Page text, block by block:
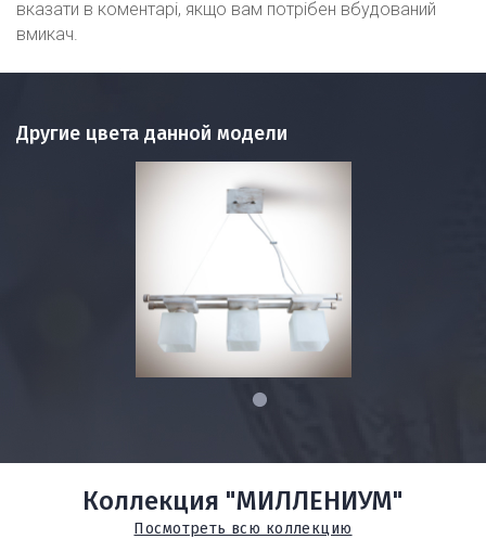
вказати в коментарі, якщо вам потрібен вбудований
вмикач.
Другие цвета данной модели
1
Коллекция "МИЛЛЕНИУМ"
Посмотреть всю коллекцию